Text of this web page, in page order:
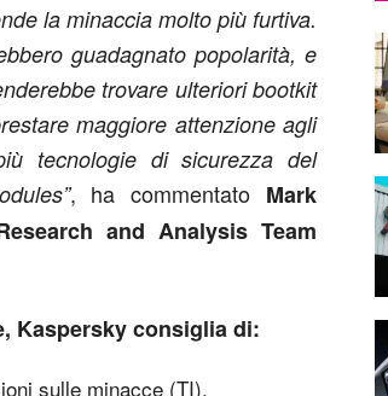
la minaccia molto più furtiva.
guadagnato popolarità, e
trovare ulteriori bootkit
maggiore attenzione agli
tecnologie di sicurezza del
, ha commentato Mark
and Analysis Team
Kaspersky consiglia di:
sulle minacce (TI).